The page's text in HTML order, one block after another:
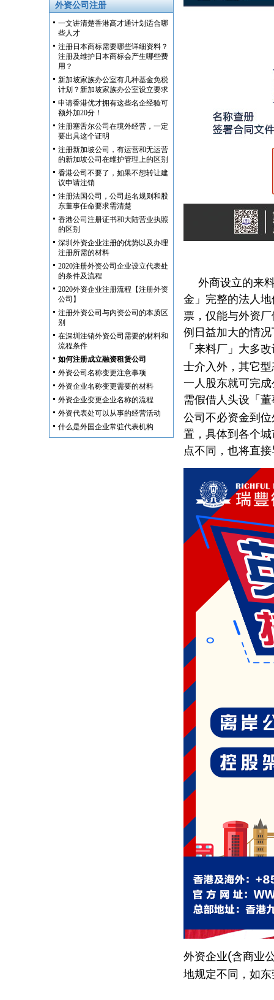
外资公司注册
一文讲清楚香港高才通计划适合哪
些人才
注册日本商标需要哪些详细资料？
注册及维护日本商标会产生哪些费
用？
新加坡家族办公室有几种基金免税
计划？新加坡家族办公室设立要求
申请香港优才拥有这些名企经验可
额外加20分！
注册塞舌尔公司在境外经营，一定
要出具这个证明
注册新加坡公司，有运营和无运营
的新加坡公司在维护管理上的区别
香港公司不要了，如果不想转让建
议申请注销
注册法国公司，公司起名规则和股
东董事任命要求需清楚
香港公司注册证书和大陆营业执照
的区别
深圳外资企业注册的优势以及办理
注册所需的材料
2020注册外资公司企业设立代表处
的条件及流程
2020外资企业注册流程【注册外资
公司】
注册外资公司与内资公司的本质区
别
在深圳注销外资公司需要的材料和
流程条件
如何注册成立融资租赁公司
外资公司名称变更注意事项
外资企业名称变更需要的材料
外资企业变更企业名称的流程
外资代表处可以从事的经营活动
什么是外国企业常驻代表机构
外商设立的来
金」完整的法人
票，仅能与外资
例日益加大的情
「来料厂」大多
士介入外，其它
一人股东就可完
需假借人头设「
公司不必资金到
置，具体到各个
点不同，也将直
外资企业(含商业
地规定不同，如东